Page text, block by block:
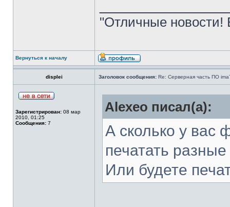
"Отличные новости!
Вернуться к началу
displei Заголовок сообщения: Re: Серверная часть ПО
Зарегистрирован: 08 мар
2010, 01:25
Сообщения: 7
Alexeo писал(а):
А сколько у вас
печатать
Или будете